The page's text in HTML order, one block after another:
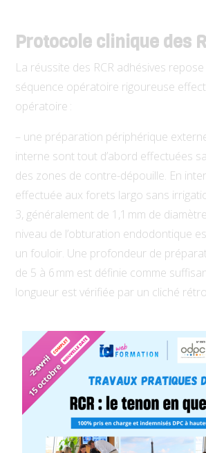
Protocole clinique des
La réussite des RCR adhésives
séquence opératoire rigoureuse
opératoire :
– une préparation périphérique
interne sont tout d’abord effectuées
des zones de contre-dépouille. En
effectuée aux forets largo sans
3, généralement de 1,1 mm de
niveau de l’obturation endodontique
un fouloir. Une profondeur de
de 5 à 6 mm est définie comme
longueur est vérifiée par un cliché